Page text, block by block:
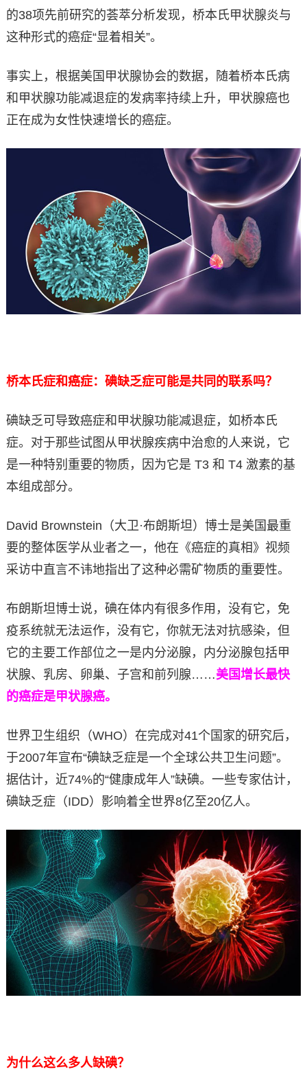
的38项先前研究的荟萃分析发现，桥本氏甲状腺炎与
这种形式的癌症“显着相关”。
事实上，根据美国甲状腺协会的数据，随着桥本氏病
和甲状腺功能减退症的发病率持续上升，甲状腺癌也
正在成为女性快速增长的癌症。
桥本氏症和癌症：碘缺乏症可能是共同的联系吗？
碘缺乏可导致癌症和甲状腺功能减退症，如桥本氏
症。对于那些试图从甲状腺疾病中治愈的人来说，它
是一种特别重要的物质，因为它是 T3 和 T4 激素的基
本组成部分。
David Brownstein（大卫·布朗斯坦）博士是美国最重
要的整体医学从业者之一，他在《癌症的真相》视频
采访中直言不讳地指出了这种必需矿物质的重要性。
布朗斯坦博士说，碘在体内有很多作用，没有它，免
疫系统就无法运作，没有它，你就无法对抗感染，但
它的主要工作部位之一是内分泌腺，内分泌腺包括甲
状腺、乳房、卵巢、子宫和前列腺……美国增长最快
的癌症是甲状腺癌。
世界卫生组织（WHO）在完成对41个国家的研究后，
于2007年宣布“碘缺乏症是一个全球公共卫生问题”。
据估计，近74%的“健康成年人”缺碘。一些专家估计，
碘缺乏症（IDD）影响着全世界8亿至20亿人。
为什么这么多人缺碘？